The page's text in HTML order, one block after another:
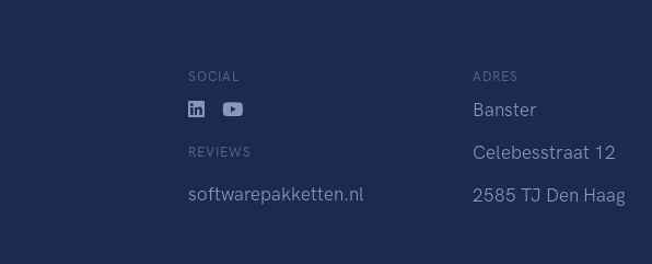
SOCIAL
REVIEWS
softwarepakketten.nl
ADRES
Banster
Celebesstraat 12
2585 TJ Den Haag